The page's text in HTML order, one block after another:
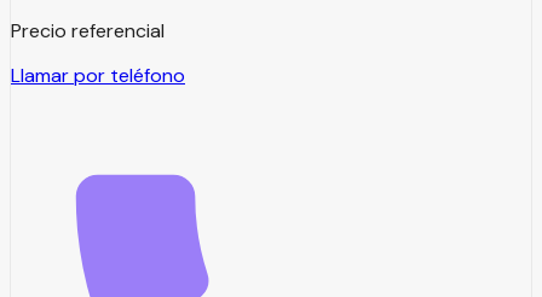
Precio referencial
Llamar por teléfono